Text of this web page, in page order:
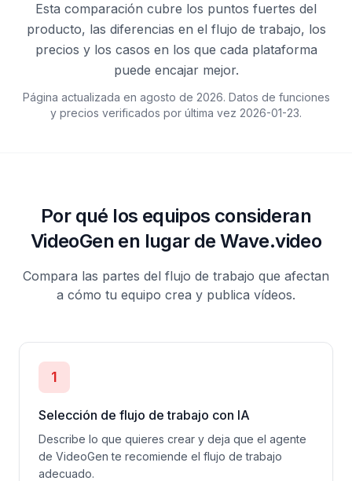
Esta comparación cubre los puntos fuertes del
producto, las diferencias en el flujo de trabajo, los
precios y los casos en los que cada plataforma
puede encajar mejor.
Página actualizada en agosto de 2026. Datos de funciones
y precios verificados por última vez 2026-01-23.
Por qué los equipos consideran
VideoGen en lugar de Wave.video
Compara las partes del flujo de trabajo que afectan
a cómo tu equipo crea y publica vídeos.
1
Selección de flujo de trabajo con IA
Describe lo que quieres crear y deja que el agente
de VideoGen te recomiende el flujo de trabajo
adecuado.